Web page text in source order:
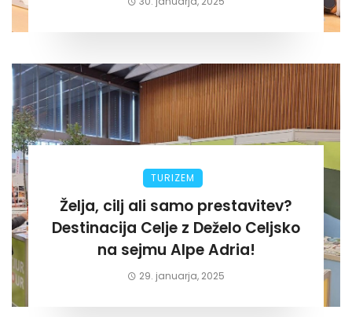
TURIZEM
Želja, cilj ali samo prestavitev?
Destinacija Celje z Deželo Celjsko
na sejmu Alpe Adria!
29. januarja, 2025